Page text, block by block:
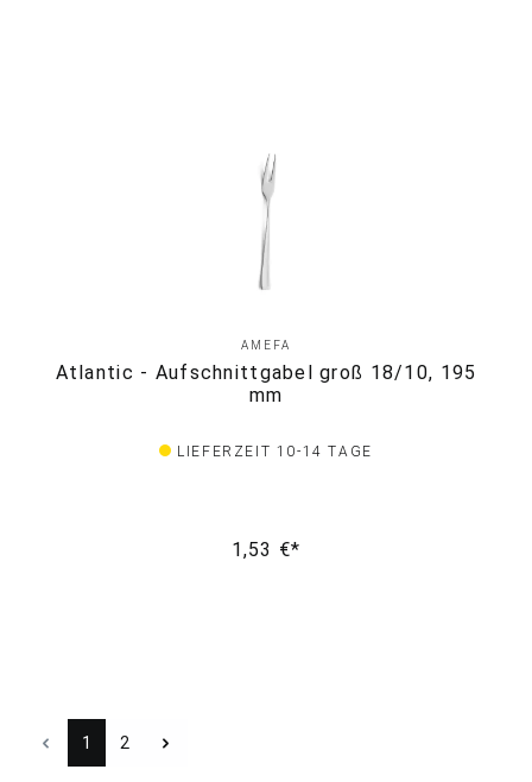
AMEFA
Atlantic - Aufschnittgabel groß 18/10, 195
mm
LIEFERZEIT 10-14 TAGE
1,53 €*
1 2